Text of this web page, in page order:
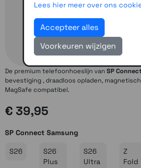
De premium telefoonhoeslijn van SP
bevestiging , draadloos opladen,
MagSafe compatibel.
€ 39,95
SP Connect Samsung
S26
S26
Plus
S26
Ultra
Z
Fold
Lees hier meer over ons
Accepteer alles
Voorkeuren wijzigen